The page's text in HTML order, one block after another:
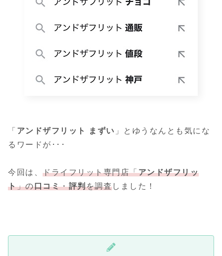
「 アンドザフリット まずい 」とゆうなんとも気にな
るワードが･･･
今回は、 ドライフリット専門店「アンドザフリッ
ト」の口コミ・評判を調査しました！